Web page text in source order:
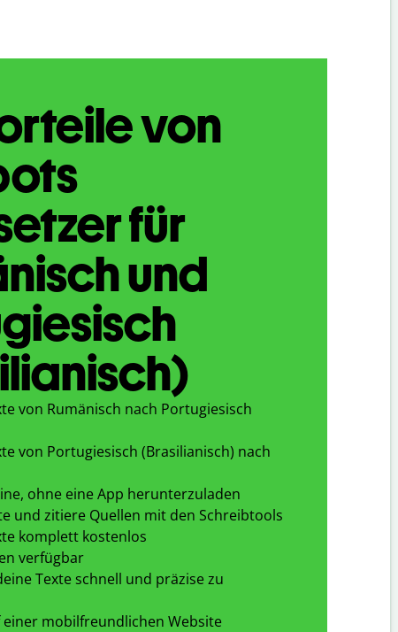
von
für
und
von Rumänisch nach Portugiesisch
von Portugiesisch (Brasilianisch) nach
ohne eine App herunterzuladen
und zitiere Quellen mit den Schreibtools
komplett kostenlos
verfügbar
Texte schnell und präzise zu
einer mobilfreundlichen Website